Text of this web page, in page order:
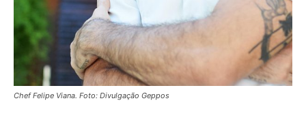
Chef Felipe Viana. Foto: Divulgação Geppos